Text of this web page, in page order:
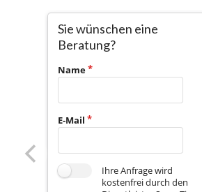
Sie wünschen eine
Beratung?
Name
E-Mail
Ihre Anfrage wird
kostenfrei durch den